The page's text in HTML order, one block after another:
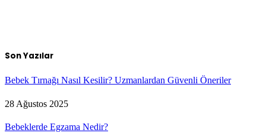
Son Yazılar
Bebek Tırnağı Nasıl Kesilir? Uzmanlardan Güvenli Öneriler
28 Ağustos 2025
Bebeklerde Egzama Nedir?